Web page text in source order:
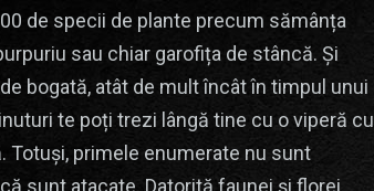
de specii de plante precum sămânța
sau chiar garofița de stâncă. Și
bogată, atât de mult încât în timpul unui
te poți trezi lângă tine cu o viperă cu
Totuși, primele enumerate nu sunt
sunt atacate. Datorită faunei și florei,